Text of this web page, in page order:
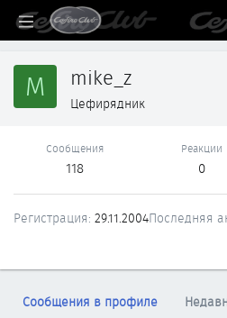
M mike_z
Цефирядник
Сообщения
118
Реакции
0
Регистрация 29.11.2004Последняя
Сообщения в профиле